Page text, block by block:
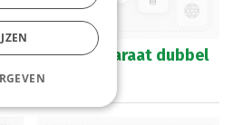
Tosti-Apparaat dubbel
Caterchef